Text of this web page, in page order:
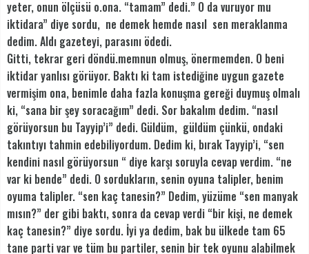
yeter, onun ölçüsü o.ona. “tamam” dedi.” O da vuruyor mu
iktidara” diye sordu, ne demek hemde nasıl sen meraklanma
dedim. Aldı gazeteyi, parasını ödedi.
Gitti, tekrar geri döndü.memnun olmuş, önermemden. O beni
iktidar yanlısı görüyor. Baktı ki tam istediğine uygun gazete
vermişim ona, benimle daha fazla konuşma gereği duymuş olmalı
ki, “sana bir şey soracağım” dedi. Sor bakalım dedim. “nasıl
görüyorsun bu Tayyip’i” dedi. Güldüm, güldüm çünkü, ondaki
takıntıyı tahmin edebiliyordum. Dedim ki, bırak Tayyip’i, “sen
kendini nasıl görüyorsun “ diye karşı soruyla cevap verdim. “ne
var ki bende” dedi. O sordukların, senin oyuna talipler, benim
oyuma talipler. “sen kaç tanesin?” Dedim, yüzüme “sen manyak
mısın?” der gibi baktı, sonra da cevap verdi “bir kişi, ne demek
kaç tanesin?” diye sordu. İyi ya dedim, bak bu ülkede tam 65
tane parti var ve tüm bu partiler, senin bir tek oyunu alabilmek